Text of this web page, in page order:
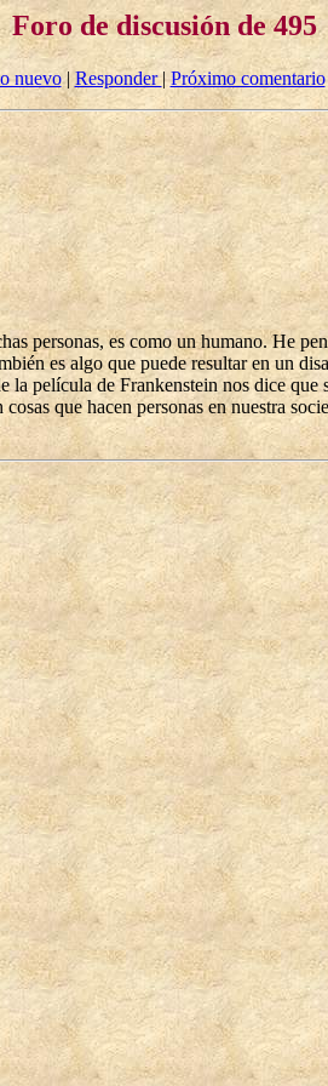
Foro de discusión de 495
nuevo| Responder|Próximo comentario
personas, es como un humano. He
es algo que puede resultar en un
película de Frankenstein nos dice
que hacen personas en nuestra